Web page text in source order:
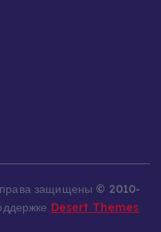
права защищены © 2010-
Desert Themes